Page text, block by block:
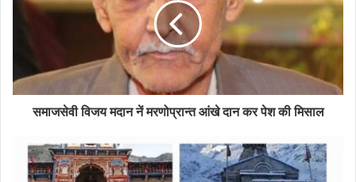
समाजसेवी विजय मदान नें मरणोप्रान्त आंखे दान कर पेश की मिसाल